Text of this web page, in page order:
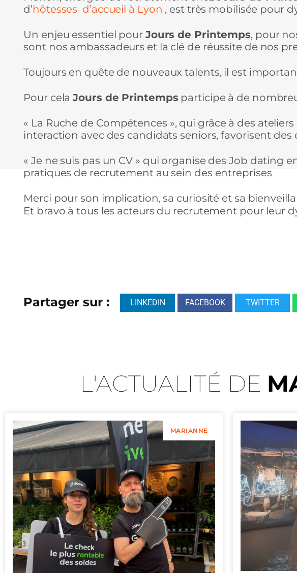
d’hôtesses d’accueil à Lyon , est très mobilisée pour
Un enjeu essentiel pour Jours de Printemps, pour
sont nos ambassadeurs et la clé de réussite de nos
Toujours en quête de nouveaux talents, il est
Pour celaJours de Printemps participe à de
« La Ruche de Compétences », qui grâce à des
interaction avec des candidats seniors, favorisent
« Je ne suis pas un CV » qui organise des Job dating
pratiques de recrutement au sein des entreprises
Merci pour son implication, sa curiosité et sa
Et bravo à tous les acteurs du recrutement pour leur
Partager sur : LINKEDIN FACEBOOK TWITTER
L'ACTUALITÉ DE
MARIANNE